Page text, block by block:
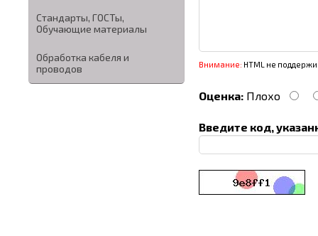
Стандарты, ГОСТы,
Обучающие материалы
Обработка кабеля и
проводов
Внимание: HTML не
Оценка: Плохо
Введите код,